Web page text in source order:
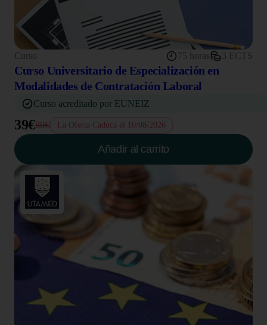
Curso 75 horas 3 ECTS
Curso Universitario de Especialización en
Modalidades de Contratación Laboral
Curso acreditado por EUNEIZ
39€80€ La Oferta Caduca el 10/08/2026
Añadir al carrito